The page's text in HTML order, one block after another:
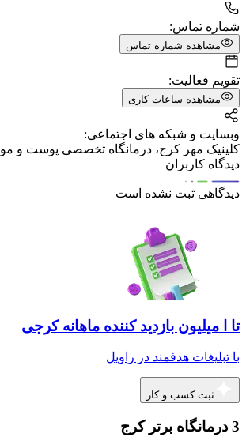
شماره تماس:
مشاهده شماره تماس
تقویم فعالیت:
مشاهده ساعات کاری
وبسایت و شبکه های اجتماعی:
کلینیک مهر کرج، درمانگاه تخصصی پوست و مو
دیدگاه کاربران
دیدگاهی ثبت نشده است
تا ا میلیون بازدید کننده ماهانه کرجی
با تبلیغات هدفمند در راویل
ثبت کسب و کار
3 درمانگاه برتر کرج